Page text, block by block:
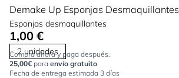
Demake Up Esponjas Desmaquillantes
Esponjas desmaquillantes
1,00 €
2 unidades
Compra ahora y paga después.
25,00€ para envío gratuito
Fecha de entrega estimada 3 días